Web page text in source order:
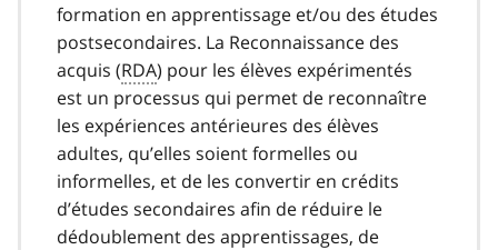
formation en apprentissage et/ou des études
postsecondaires. La Reconnaissance des
acquis (RDA) pour les élèves expérimentés
est un processus qui permet de reconnaître
les expériences antérieures des élèves
adultes, qu’elles soient formelles ou
informelles, et de les convertir en crédits
d’études secondaires afin de réduire le
dédoublement des apprentissages, de